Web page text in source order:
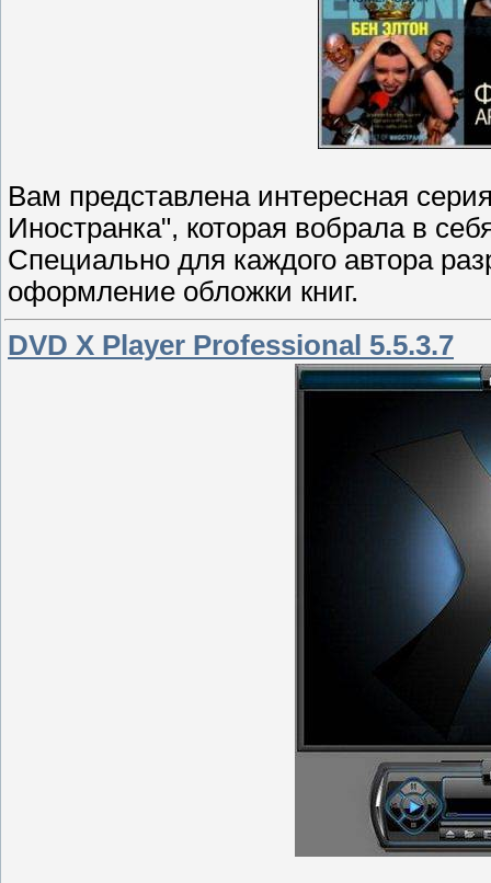
Вам представлена интересная
Иностранка", которая вобрала в
Специально для каждого автора
оформление обложки книг.
DVD X Player Professional 5.5.3.7